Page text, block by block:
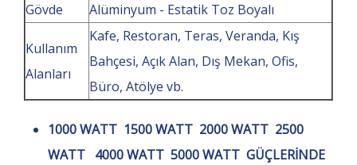
Gövde Alüminyum - Estatik Toz Boyalı
Kullanım
Alanları
Kafe, Restoran, Teras, Veranda, Kış
Bahçesi, Açık Alan, Dış Mekan, Ofis,
Büro, Atölye vb.
1000 WATT 1500 WATT 2000 WATT 2500
WATT 4000 WATT 5000 WATT GÜÇLERİNDE